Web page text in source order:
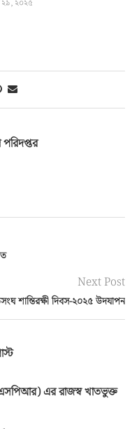
২৯, ২০২৫
Next Post
শান্তিরক্ষী দিবস-২০২৫ উদযাপন
এর রাজস্ব খাতভুক্ত